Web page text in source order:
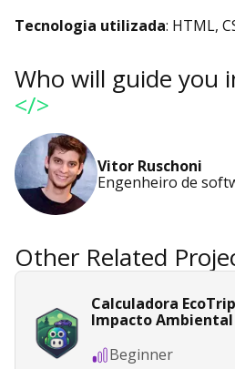
Tecnologia utilizada: HTML,
Who will guide you
</>
Vitor Ruschoni
Engenheiro de
Other Related
Calculadora
Impacto
Beginner